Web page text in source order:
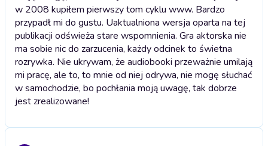
w 2008 kupiłem pierwszy tom cyklu www. Bardzo
przypadł mi do gustu. Uaktualniona wersja oparta na tej
publikacji odświeża stare wspomnienia. Gra aktorska nie
ma sobie nic do zarzucenia, każdy odcinek to świetna
rozrywka. Nie ukrywam, że audiobooki przeważnie umilają
mi pracę, ale to, to mnie od niej odrywa, nie mogę słuchać
w samochodzie, bo pochłania moją uwagę, tak dobrze
jest zrealizowane!